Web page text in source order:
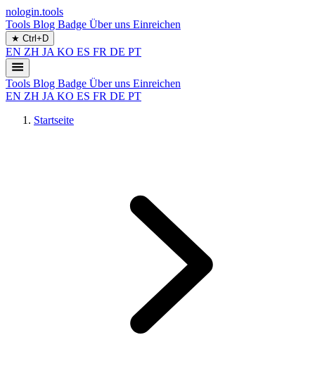
nologin.tools
Tools Blog Badge Über uns Einreichen
★ Ctrl+D
EN ZH JA KO ES FR DE PT
Tools Blog Badge Über uns Einreichen
EN ZH JA KO ES FR DE PT
Startseite